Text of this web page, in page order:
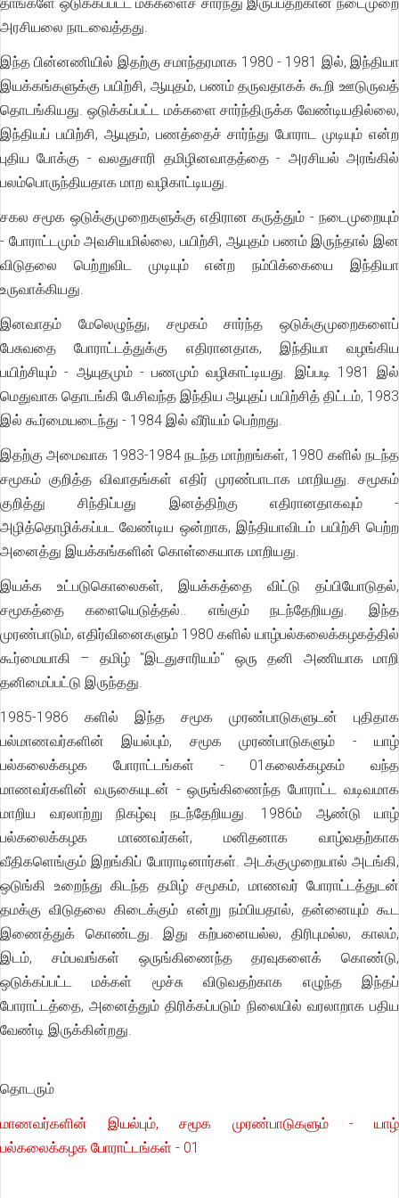
தாங்களே ஒடுக்கப்பட்ட மக்களைச் சார்ந்து இருப்பதற்கான நடைமுறை
அரசியலை நாடவைத்தது.
இந்த பின்னணியில் இதற்கு சமாந்தரமாக 1980 - 1981 இல், இந்தியா
இயக்கங்களுக்கு பயிற்சி, ஆயுதம், பணம் தருவதாகக் கூறி ஊடுருவத்
தொடங்கியது. ஒடுக்கப்பட்ட மக்களை சார்ந்திருக்க வேண்டியதில்லை,
இந்தியப் பயிற்சி, ஆயுதம், பணத்தைச் சார்ந்து போராட முடியும் என்ற
புதிய போக்கு - வலதுசாரி தமிழினவாதத்தை - அரசியல் அரங்கில்
பலம்பொருந்தியதாக மாற வழிகாட்டியது.
சகல சமூக ஒடுக்குமுறைகளுக்கு எதிரான கருத்தும் - நடைமுறையும்
- போராட்டமும் அவசியமில்லை, பயிற்சி, ஆயுதம் பணம் இருந்தால் இன
விடுதலை பெற்றுவிட முடியும் என்ற நம்பிக்கையை இந்தியா
உருவாக்கியது.
இனவாதம் மேலெழுந்து, சமூகம் சார்ந்த ஒடுக்குமுறைகளைப்
பேசுவதை போராட்டத்துக்கு எதிரானதாக, இந்தியா வழங்கிய
பயிற்சியும் - ஆயுதமும் - பணமும் வழிகாட்டியது. இப்படி 1981 இல்
மெதுவாக தொடங்கி பேசிவந்த இந்திய ஆயுதப் பயிற்சித் திட்டம், 1983
இல் கூர்மையடைந்து - 1984 இல் வீரியம் பெற்றது.
இதற்கு அமைவாக 1983-1984 நடந்த மாற்றங்கள், 1980 களில் நடந்த
சமூகம் குறித்த விவாதங்கள் எதிர் முரண்பாடாக மாறியது. சமூகம்
குறித்து சிந்திப்பது இனத்திற்கு எதிரானதாகவும் -
அழித்தொழிக்கப்பட வேண்டிய ஒன்றாக, இந்தியாவிடம் பயிற்சி பெற்ற
அனைத்து இயக்கங்களின் கொள்கையாக மாறியது.
இயக்க உட்படுகொலைகள், இயக்கத்தை விட்டு தப்பியோடுதல்,
சமூகத்தை களையெடுத்தல்.. எங்கும் நடந்தேறியது. இந்த
முரண்பாடும், எதிர்வினைகளும் 1980 களில் யாழ்பல்கலைக்கழகத்தில்
கூர்மையாகி – தமிழ் "இடதுசாரியம்" ஒரு தனி அணியாக மாறி
தனிமைப்பட்டு இருந்தது.
1985-1986 களில் இந்த சமூக முரண்பாடுகளுடன் புதிதாக
பல்மாணவர்களின் இயல்பும், சமூக முரண்பாடுகளும் - யாழ்
பல்கலைக்கழக போராட்டங்கள் - 01கலைக்கழகம் வந்த
மாணவர்களின் வருகையுடன் - ஒருங்கிணைந்த போராட்ட வடிவமாக
மாறிய வரலாற்று நிகழ்வு நடந்தேறியது. 1986ம் ஆண்டு யாழ்
பல்கலைக்கழக மாணவர்கள், மனிதனாக வாழ்வதற்காக
வீதிகளெங்கும் இறங்கிப் போராடினார்கள். அடக்குமுறையால் அடங்கி,
ஒடுங்கி உறைந்து கிடந்த தமிழ் சமூகம், மாணவர் போராட்டத்துடன்
தமக்கு விடுதலை கிடைக்கும் என்று நம்பியதால், தன்னையும் கூட
இணைத்துக் கொண்டது. இது கற்பனையல்ல, திரிபுமல்ல, காலம்,
இடம், சம்பவங்கள் ஒருங்கிணைந்த தரவுகளைக் கொண்டு,
ஒடுக்கப்பட்ட மக்கள் மூச்சு விடுவதற்காக எழுந்த இந்தப்
போராட்டத்தை, அனைத்தும் திரிக்கப்படும் நிலையில் வரலாறாக பதிய
வேண்டி இருக்கின்றது.
தொடரும்
மாணவர்களின் இயல்பும், சமூக முரண்பாடுகளும் - யாழ்
பல்கலைக்கழக போராட்டங்கள் - 01